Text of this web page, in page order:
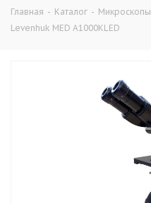
Главная - Каталог - Микроскопы
Levenhuk MED А1000КLED